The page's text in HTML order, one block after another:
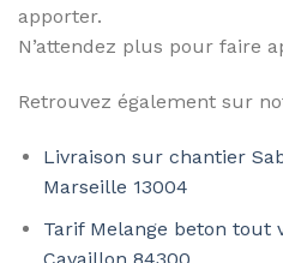
apporter.
N’attendez plus pour faire
Retrouvez également sur
Livraison sur chantier
Marseille 13004
Tarif Melange beton tout
Cavaillon 84300